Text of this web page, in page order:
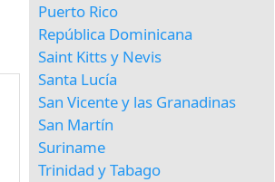
Puerto Rico
República Dominicana
Saint Kitts y Nevis
Santa Lucía
San Vicente y las Granadinas
San Martín
Suriname
Trinidad y Tabago